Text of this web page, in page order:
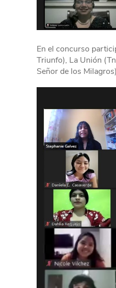
En el concurso
Triunfo), La Unión
Señor de los